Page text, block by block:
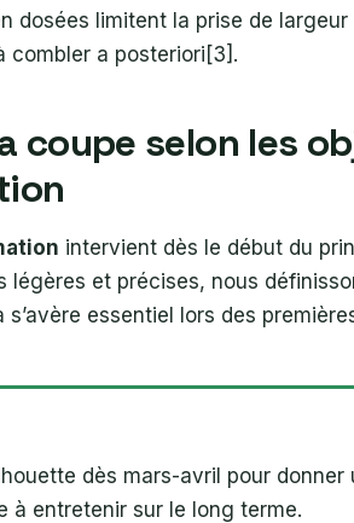
dosées limitent la prise de
combler a posteriori[3].
coupe selon les
intervient dès le début du
légères et précises, nous
s’avère essentiel lors des
dès mars-avril pour
à entretenir sur le long terme.